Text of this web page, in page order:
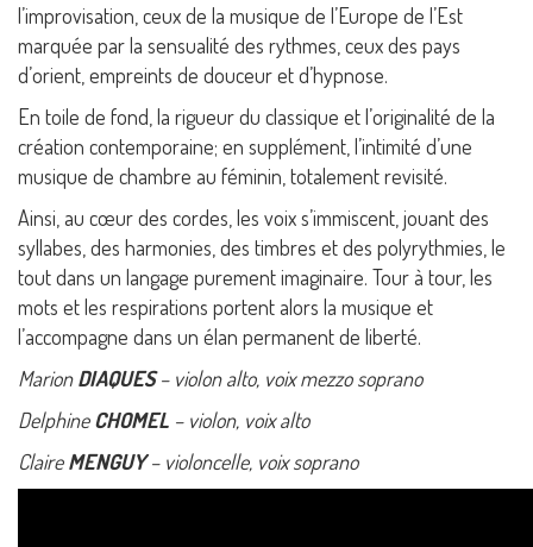
l’improvisation, ceux de la musique de l’Europe de l’Est
marquée par la sensualité des rythmes, ceux des pays
d’orient, empreints de douceur et d’hypnose.
En toile de fond, la rigueur du classique et l’originalité de la
création contemporaine; en supplément, l’intimité d’une
musique de chambre au féminin, totalement revisité.
Ainsi, au cœur des cordes, les voix s’immiscent, jouant des
syllabes, des harmonies, des timbres et des polyrythmies, le
tout dans un langage purement imaginaire. Tour à tour, les
mots et les respirations portent alors la musique et
l’accompagne dans un élan permanent de liberté.
MarionDIAQUES– violon alto, voix mezzo soprano
DelphineCHOMEL – violon, voix alto
ClaireMENGUY– violoncelle, voix soprano